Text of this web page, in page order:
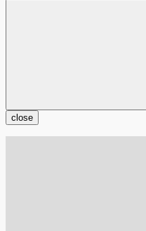
close